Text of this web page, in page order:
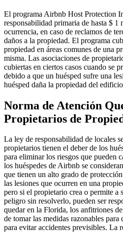
El programa Airbnb Host Protection
responsabilidad primaria de hasta $ 1
ocurrencia, en caso de reclamos de
daños a la propiedad. El programa
propiedad en áreas comunes de una
misma. Las asociaciones de
cubiertas en ciertos casos cuando se
debido a que un huésped sufre una
huésped daña la propiedad del
Norma de Atención
Propietarios de
La ley de responsabilidad de locales
propietarios tienen el deber de los
para eliminar los riesgos que pueden
los huéspedes de Airbnb se
que tienen un alto grado de
las lesiones que ocurren en una
pero si el propietario crea o permite a
peligro sin resolverlo, pueden ser
quedar en la Florida, los anfitriones
de tomar las medidas razonables para
para evitar accidentes previsibles. La